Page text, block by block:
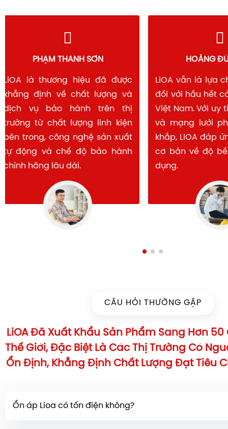
PHẠM THANH SƠN
LiOA là thương hiệu đã được
khẳng định về chất lượng và
dịch vụ bảo hành trên thị
trường từ chất lượng linh kiện
bên trong, công nghệ sản xuất
tự động và chế độ bảo hành
chính hãng lâu dài.
HOÀNG
LiOA vẫn là
đối với hầu
Việt Nam. Với
và mạng lưới
khắp, LiOA
cơ bản về độ
dụng.
CÂU HỎI THƯỜNG GẶP
LiOA Đã Xuất Khẩu Sản Phẩm Sang Hơn 50
Thế Giới, Đặc Biệt Là Các Thị Trường Có
Ổn Định, Khẳng Định Chất Lượng Đạt Tiêu
Ổn áp Lioa có tốn điện không?